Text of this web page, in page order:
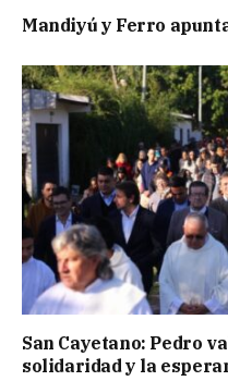
Mandiyú y Ferro
San Cayetano: Pedro
solidaridad y la